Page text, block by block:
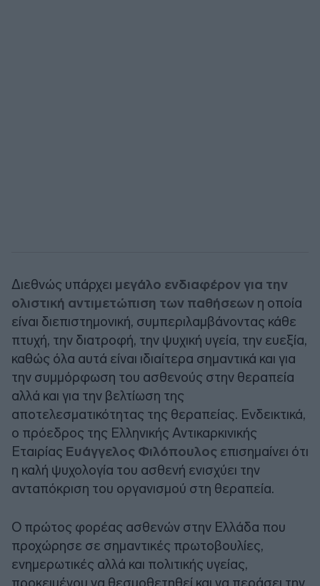
Διεθνώς υπάρχει μεγάλο ενδιαφέρον για την
ολιστική αντιμετώπιση των παθήσεων η οποία
είναι διεπιστημονική, συμπεριλαμβάνοντας κάθε
πτυχή, την διατροφή, την ψυχική υγεία, την ευεξία,
καθώς όλα αυτά είναι ιδιαίτερα σημαντικά και για
την συμμόρφωση του ασθενούς στην θεραπεία
αλλά και για την βελτίωση της
αποτελεσματικότητας της θεραπείας. Ενδεικτικά,
ο πρόεδρος της Ελληνικής Αντικαρκινικής
Εταιρίας Ευάγγελος Φιλόπουλος επισημαίνει ότι
η καλή ψυχολογία του ασθενή ενισχύει την
ανταπόκριση του οργανισμού στη θεραπεία.
Ο πρώτος φορέας ασθενών στην Ελλάδα που
προχώρησε σε σημαντικές πρωτοβουλίες,
ενημερωτικές αλλά και πολιτικής υγείας,
προκειμένου να θεσμοθετηθεί και να περάσει την